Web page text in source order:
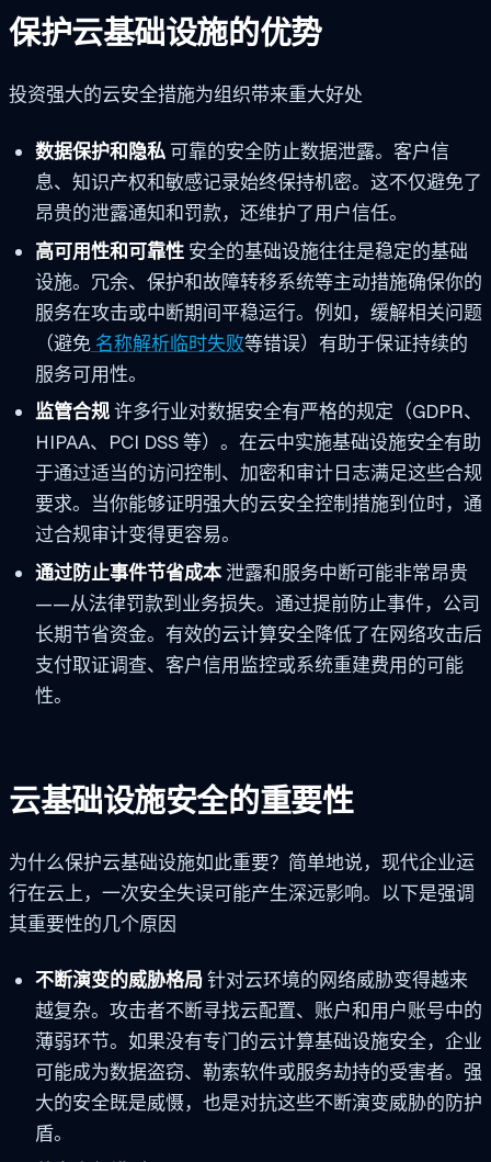
保护云基础设施的优势
投资强大的云安全措施为组织带来重大好处
数据保护和隐私可靠的安全防止数据泄露。客户信
息、知识产权和敏感记录始终保持机密。这不仅避免了
昂贵的泄露通知和罚款，还维护了用户信任。
高可用性和可靠性安全的基础设施往往是稳定的基础
设施。冗余、保护和故障转移系统等主动措施确保你的
服务在攻击或中断期间平稳运行。例如，缓解相关问题
（避免名称解析临时失败等错误）有助于保证持续的
服务可用性。
监管合规许多行业对数据安全有严格的规定（GDPR、
HIPAA、PCI DSS 等）。在云中实施基础设施安全有助
于通过适当的访问控制、加密和审计日志满足这些合规
要求。当你能够证明强大的云安全控制措施到位时，通
过合规审计变得更容易。
通过防止事件节省成本泄露和服务中断可能非常昂贵
——从法律罚款到业务损失。通过提前防止事件，公司
长期节省资金。有效的云计算安全降低了在网络攻击后
支付取证调查、客户信用监控或系统重建费用的可能
性。
云基础设施安全的重要性
为什么保护云基础设施如此重要？简单地说，现代企业运
行在云上，一次安全失误可能产生深远影响。以下是强调
其重要性的几个原因
不断演变的威胁格局针对云环境的网络威胁变得越来
越复杂。攻击者不断寻找云配置、账户和用户账号中的
薄弱环节。如果没有专门的云计算基础设施安全，企业
可能成为数据盗窃、勒索软件或服务劫持的受害者。强
大的安全既是威慑，也是对抗这些不断演变威胁的防护
盾。